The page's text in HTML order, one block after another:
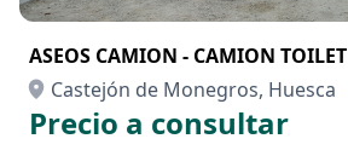
ASEOS CAMION - CAMION TOILET
Castejón de Monegros, Huesca
Precio a consultar